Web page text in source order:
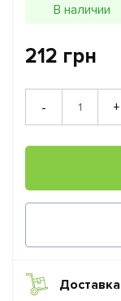
В наличии
212 грн
- +
Доставка